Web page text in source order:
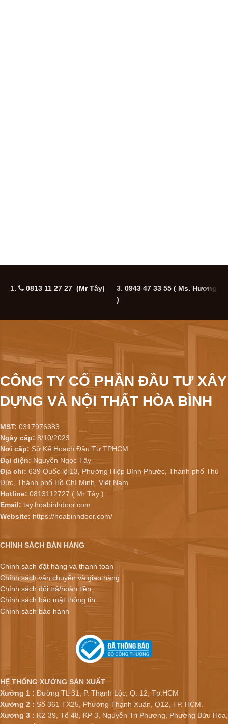
1. 0813 11 27 27 (Mr Tây) 3. 0943 47 33 55 ( Ms. Hương
)
CÔNG TY CỔ PHẦN ĐẦU TƯ XÂY
DỰNG VÀ NỘI THẤT HÒA BÌNH
MST: 0317976383
Ngày cấp: 8/10/2023
Nơi cấp: Sở Kế Hoạch Đầu Tư TPHCM
Đại diện: Nguyễn Ngọc Tây
Địa chỉ: 639 Quốc lộ 13, Phường Hiệp Bình Phước, Thành phố Thủ
Đức, Thành phố Hồ Chí Minh, Việt Nam
Hotline: 0813112727 ( Mr Tây )
Email: tay.hoabinhdoor.com
Website: https://hoabinhdoor.com/
CHÍNH SÁCH BÁN HÀNG
Chính sách đặt hàng và thanh toán
Chính sách vận chuyển và giao hàng
Chính sách đổi trả/hoàn tiền
Chính sách bảo mật thông tin
Chính sách bảo hành
HỆ THỐNG XƯỞNG SẢN XUẤT
Xưởng 1 : Đường TL 31, P. Thạnh Lộc, Q. 12, Tp.HCM
Xưởng 2 : Số 361 TX25, Phường Thạnh Xuân, Q12, TP. HCM.
Xưởng 3 : K2-39, Tổ 48, KP 3, Nguyễn Tri Phương, Phường Bửu Hòa,